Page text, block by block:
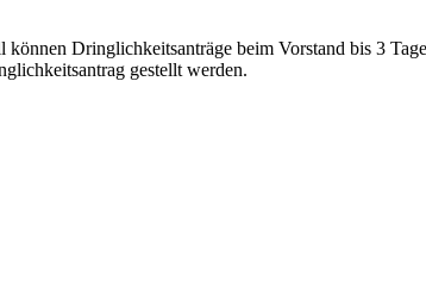
können Dringlichkeitsanträge beim Vorstand bis 3
gestellt werden.